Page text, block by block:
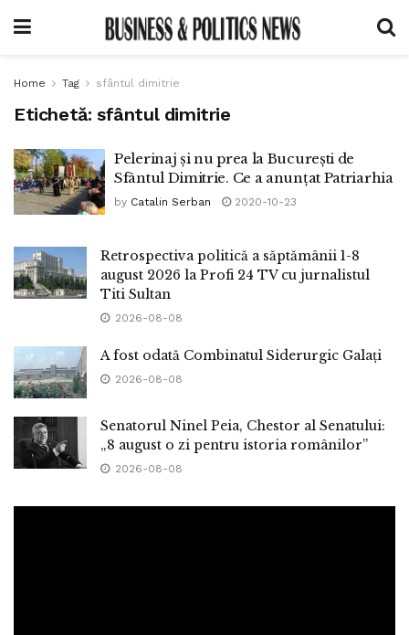
Home Tag sfântul dimitrie
Etichetă: sfântul dimitrie
Pelerinaj și nu prea la București de
Sfântul Dimitrie. Ce a anunțat Patriarhia
by Catalin Serban 2020-10-23
Retrospectiva politică a săptămânii 1-8
august 2026 la Profi 24 TV cu jurnalistul
Titi Sultan
2026-08-08
A fost odată Combinatul Siderurgic Galați
2026-08-08
Senatorul Ninel Peia, Chestor al Senatului:
„8 august o zi pentru istoria românilor”
2026-08-08